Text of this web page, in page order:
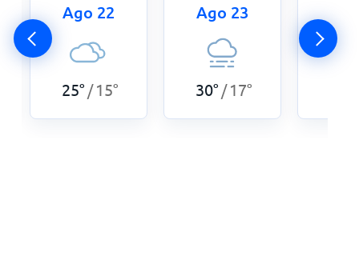
Ago 22
25° /15°
Ago 23
30° /17°